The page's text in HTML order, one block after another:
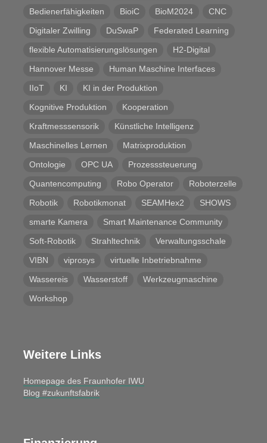
Bedienerfähigkeiten
BioiC BioM2024
CNC
Digitaler Zwilling
DuSwaP
Federated Learning
flexible Automatisierungslösungen
H2-Digital
Hannover Messe
Human Maschine Interfaces
IIoT
KI
KI in der Produktion
Kognitive Produktion
Kooperation
Kraftmesssensorik
Künstliche Intelligenz
Maschinelles Lernen
Matrixproduktion
Ontologie
OPC UA
Prozesssteuerung
Quantencomputing
Robo Operator
Roboterzelle
Robotik
Robotikmonat SEAMHex2
SHOWS
smarte Kamera
Smart Maintenance Community
Soft-Robotik
Strahltechnik
Verwaltungsschale
VIBN
viprosys
virtuelle Inbetriebnahme
Wassereis
Wasserstoff
Werkzeugmaschine
Workshop
Weitere Links
Homepage des Fraunhofer IWU
Blog #zukunftsfabrik